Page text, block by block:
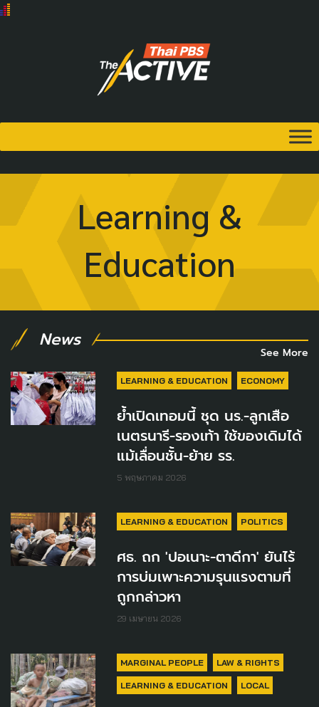
Learning &
Education
News
See More
LEARNING & EDUCATION ECONOMY
ย้ำเปิดเทอมนี้ ชุด นร.-ลูกเสือ
เนตรนารี-รองเท้า ใช้ของเดิมได้
แม้เลื่อนชั้น-ย้าย รร.
5 พฤษภาคม 2026
LEARNING & EDUCATION POLITICS
ศธ. ถก 'ปอเนาะ-ตาดีกา' ยันไร้
การบ่มเพาะความรุนแรงตามที่
ถูกกล่าวหา
29 เมษายน 2026
MARGINAL PEOPLE LAW & RIGHTS
LEARNING & EDUCATION LOCAL